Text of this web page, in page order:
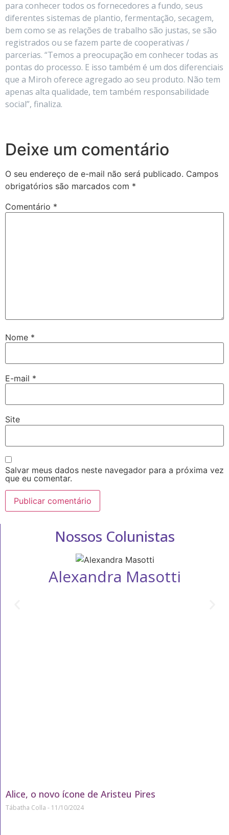
para conhecer todos os fornecedores a fundo, seus
diferentes sistemas de plantio, fermentação, secagem,
bem como se as relações de trabalho são justas, se são
registrados ou se fazem parte de cooperativas /
parcerias. “Temos a preocupação em conhecer todas as
pontas do processo. E isso também é um dos diferenciais
que a Miroh oferece agregado ao seu produto. Não tem
apenas alta qualidade, tem também responsabilidade
social”, finaliza.
Deixe um comentário
O seu endereço de e-mail não será publicado. Campos
obrigatórios são marcados com *
Comentário *
Nome *
E-mail *
Site
Salvar meus dados neste navegador para a próxima vez
que eu comentar.
Nossos Colunistas
Alexandra Masotti
Alice, o novo ícone de Aristeu Pires
Tábatha Colla 11/10/2024